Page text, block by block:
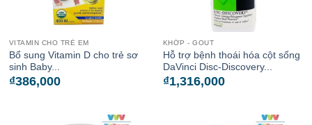
VITAMIN CHO TRẺ EM
Bổ sung Vitamin D cho trẻ sơ
sinh Baby...
₫386,000
KHỚP - GOUT
Hỗ trợ bệnh thoái hóa cột sống
DaVinci Disc-Discovery...
₫1,316,000